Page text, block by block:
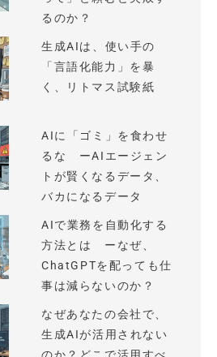
るのか？
生成AIは、使い手の
「言語化能力」を暴
く、リトマス試験紙
AIに「ゴミ」を食わせ
るな ーAIエージェン
トが賢くなるデータ、
バカになるデータ
AIで業務を自動化する
方法とは ーなぜ、
ChatGPTを配っても仕
事は減らないのか？
なぜあなたの会社で、
生成AIが活用されない